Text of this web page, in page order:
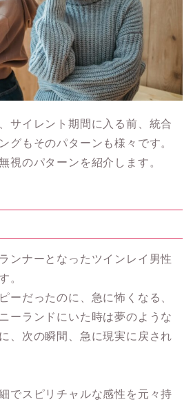
サイレント期間に入る前、統合
グもそのパターンも様々です。
視のパターンを紹介します。
ンナーとなったツインレイ男性
。
ーだったのに、急に怖くなる、
ーランドにいた時は夢のような
、次の瞬間、急に現実に戻され
でスピリチャルな感性を元々持